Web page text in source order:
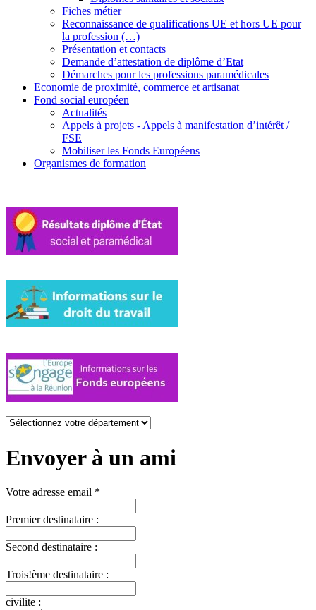
Fiches métier
Reconnaissance de qualifications UE et hors UE pour
la profession (…)
Présentation et contacts
Demande d’attestation de diplôme d’Etat
Démarches pour les professions paramédicales
Economie de proximité, commerce et artisanat
Fond social européen
Actualités
Appels à projets - Appels à manifestation d’intérêt /
FSE
Mobiliser les Fonds Européens
Organismes de formation
Envoyer à un ami
Votre adresse email *
Premier destinataire :
Second destinataire :
Trois!ème destinataire :
civilite :